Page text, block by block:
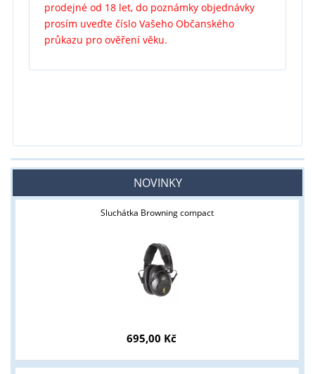
prodejné od 18 let, do poznámky objednávky
prosím uveďte číslo Vašeho Občanského
průkazu pro ověření věku.
NOVINKY
Sluchátka Browning compact
695,00 Kč